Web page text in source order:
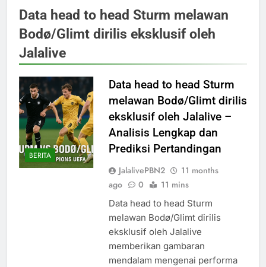
Data head to head Sturm melawan
Bodø/Glimt dirilis eksklusif oleh
Jalalive
BERITA
Data head to head Sturm
melawan Bodø/Glimt dirilis
eksklusif oleh Jalalive –
Analisis Lengkap dan
Prediksi Pertandingan
JalalivePBN2
11 months
ago
0 11 mins
Data head to head Sturm
melawan Bodø/Glimt dirilis
eksklusif oleh Jalalive
memberikan gambaran
mendalam mengenai performa